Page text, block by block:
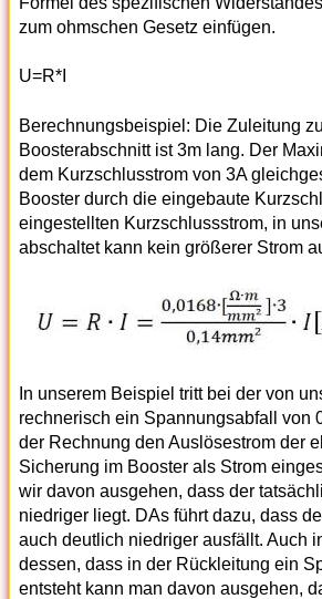
zum ohmschen Gesetz einfügen.
U=R*I
Berechnungsbeispiel: Die Zuleitung
Boosterabschnitt ist 3m lang. Der
dem Kurzschlusstrom von 3A
Booster durch die eingebaute
eingestellten Kurzschlussstrom, in
abschaltet kann kein größerer Strom
In unserem Beispiel tritt bei der von
rechnerisch ein Spannungsabfall von
der Rechnung den Auslösestrom der
Sicherung im Booster als Strom
wir davon ausgehen, dass der
niedriger liegt. DAs führt dazu, dass
auch deutlich niedriger ausfällt. Auch
dessen, dass in der Rückleitung ein
entsteht kann man davon ausgehen,